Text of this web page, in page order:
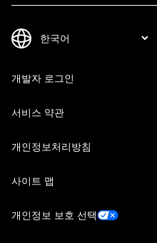
개발자 로그인
서비스 약관
개인정보처리방침
사이트 맵
개인정보 보호 선택